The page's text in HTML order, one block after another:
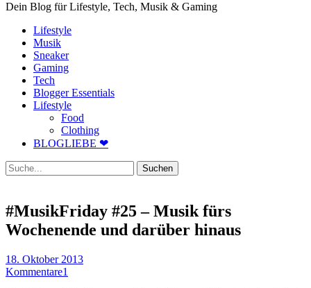
Dein Blog für Lifestyle, Tech, Musik & Gaming
Lifestyle
Musik
Sneaker
Gaming
Tech
Blogger Essentials
Lifestyle
Food
Clothing
BLOGLIEBE ❤
Suche
#MusikFriday #25 – Musik fürs
Wochenende und darüber hinaus
18. Oktober 2013
Kommentare1